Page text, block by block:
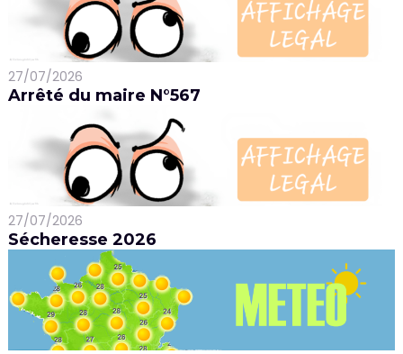
27/07/2026
Arrêté du maire N°567
27/07/2026
Sécheresse 2026